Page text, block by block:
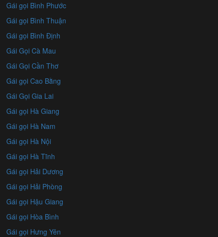
Gái gọi Bình Phước
Gái gọi Bình Thuận
Gái gọi Bình Định
Gái Gọi Cà Mau
Gái Gọi Cần Thơ
Gái gọi Cao Bằng
Gái Gọi Gia Lai
Gái gọi Hà Giang
Gái gọi Hà Nam
Gái gọi Hà Nội
Gái gọi Hà Tĩnh
Gái gọi Hải Dương
Gái gọi Hải Phòng
Gái gọi Hậu Giang
Gái gọi Hòa Bình
Gái gọi Hưng Yên